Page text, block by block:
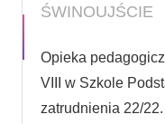
ŚWINOUJŚCIE
Opieka
VIII w Szkole
zatrudnienia 22/